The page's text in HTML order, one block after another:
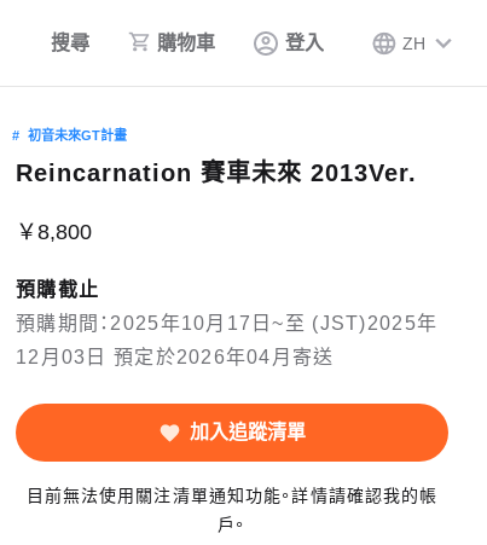
搜尋 購物車 登入 ZH
初音未來GT計畫
Reincarnation 賽車未來 2013Ver.
￥8,800
預購截止
預購期間：2025年10月17日~至 (JST)2025年
12月03日 預定於2026年04月寄送
加入追蹤清單
目前無法使用關注清單通知功能。詳情請確認我的帳
戶。